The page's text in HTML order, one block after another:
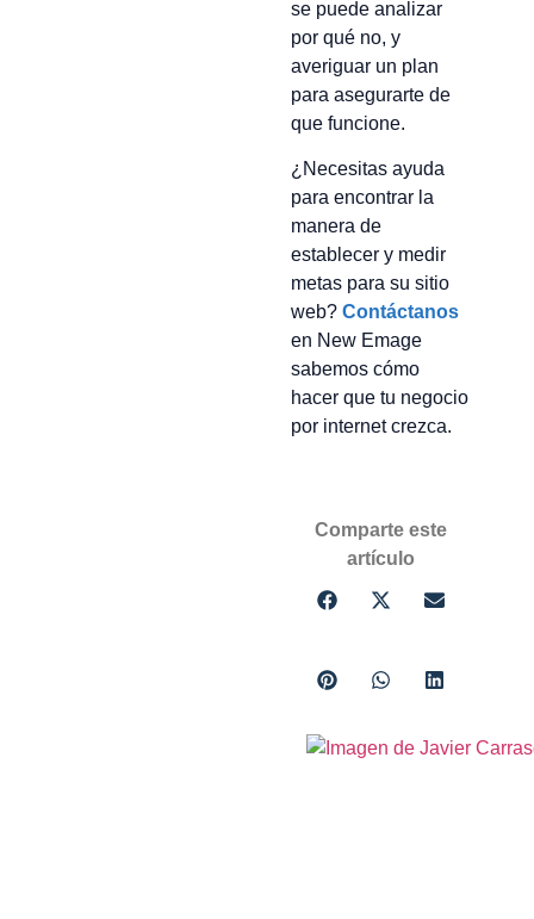
se puede analizar
por qué no, y
averiguar un plan
para asegurarte de
que funcione.
¿Necesitas ayuda
para encontrar la
manera de
establecer y medir
metas para su sitio
web? Contáctanos
en New Emage
sabemos cómo
hacer que tu negocio
por internet crezca.
Comparte este
artículo